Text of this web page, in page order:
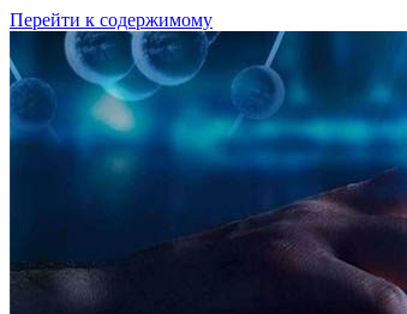
Перейти к содержимому